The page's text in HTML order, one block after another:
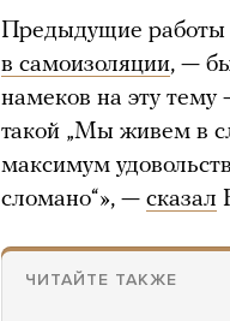
Предыдущие
в самоизоляции, —
намеков на эту тему
такой „Мы живем в
максимум
сломано“», — сказал
ЧИТАЙТЕ ТАКЖЕ